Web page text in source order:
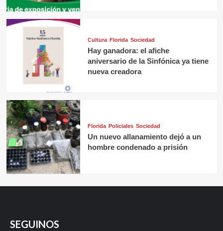
Cultura Florida Sociedad
Hay ganadora: el afiche
aniversario de la Sinfónica ya tiene
nueva creadora
Florida Policiales Sociedad
Un nuevo allanamiento dejó a un
hombre condenado a prisión
SEGUINOS